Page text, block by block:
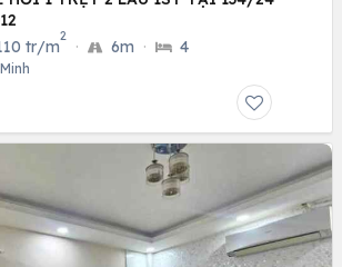
tr/m
2
· 6m · 4